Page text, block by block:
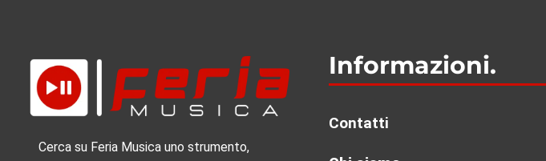
Cerca su Feria Musica uno strumento,
Informazioni.
Contatti